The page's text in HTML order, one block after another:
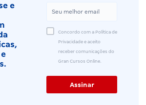
e
Concordo com a Política de
Privacidade e aceito
receber comunicações do
Gran Cursos Online.